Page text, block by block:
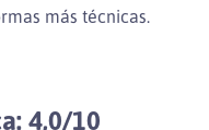
más técnicas.
4,0/10